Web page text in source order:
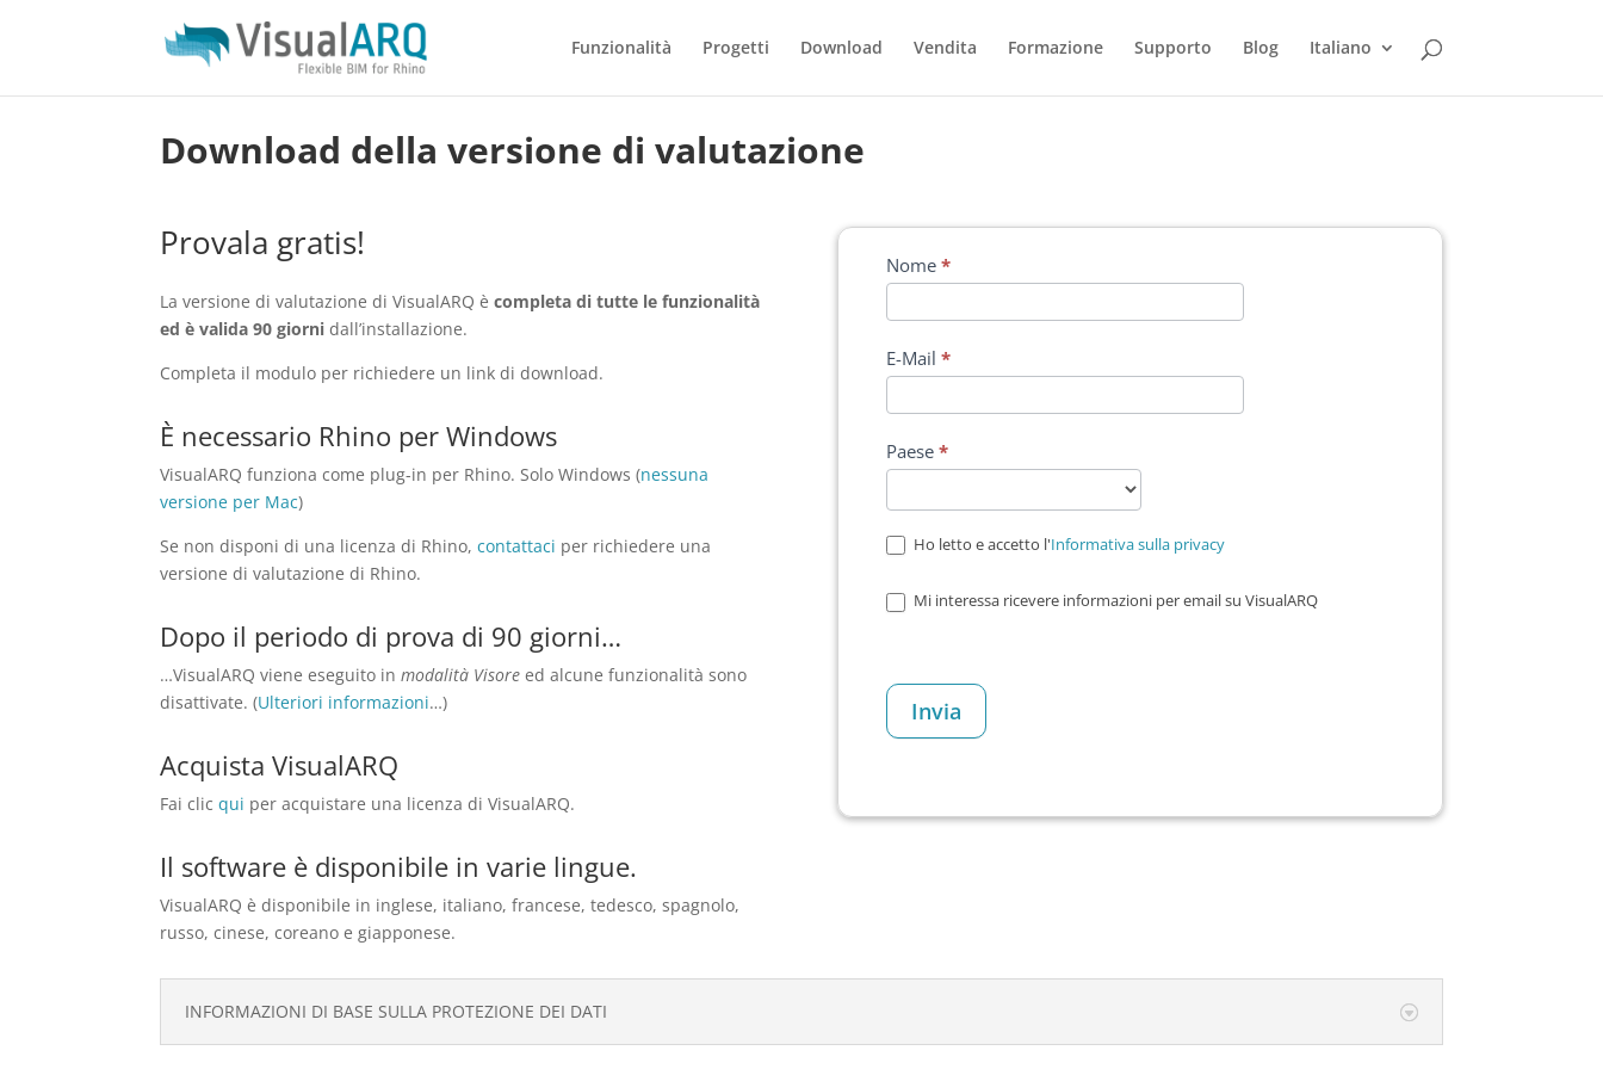
Funzionalità Progetti Download Vendita Formazione Supporto Blog Italiano
Download della versione di valutazione
Provala gratis!
La versione di valutazione di VisualARQ è completa di tutte le funzionalità
ed è valida 90 giorni dall’installazione.
Completa il modulo per richiedere un link di download.
È necessario Rhino per Windows
VisualARQ funziona come plug-in per Rhino. Solo Windows (nessuna
versione per Mac)
Se non disponi di una licenza di Rhino,contattaci per richiedere una
versione di valutazione di Rhino.
Dopo il periodo di prova di 90 giorni…
…VisualARQ viene eseguito inmodalità Visore ed alcune funzionalità sono
disattivate. (Ulteriori informazioni…)
Acquista VisualARQ
Fai clicqui per acquistare una licenza di VisualARQ.
Il software è disponibile in varie lingue.
VisualARQ è disponibile in inglese, italiano, francese, tedesco, spagnolo,
russo, cinese, coreano e giapponese.
Nome *
E-Mail *
Paese *
Ho letto e accetto l'Informativa sulla privacy
Mi interessa ricevere informazioni per email su VisualARQ
INFORMAZIONI DI BASE SULLA PROTEZIONE DEI DATI